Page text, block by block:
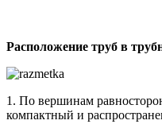
Расположение труб в
1. По вершинам
компактный и